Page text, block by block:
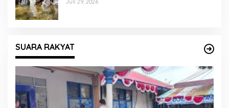
Juli 29, 2026
SUARA RAKYAT